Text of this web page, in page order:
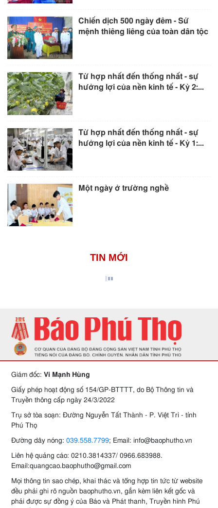
Chiến dịch 500 ngày đêm - Sứ
mệnh thiêng liêng của toàn dân tộc
Từ hợp nhất đến thống nhất - sự
hưởng lợi của nền kinh tế - Kỳ 2:...
Từ hợp nhất đến thống nhất - sự
hưởng lợi của nền kinh tế - Kỳ 1:...
Một ngày ở trường nghề
TIN MỚI
Giám đốc: Vi Mạnh Hùng
Giấy phép hoạt động số 154/GP-BTTTT, do Bộ Thông tin và
Truyền thông cấp ngày 24/3/2022
Trụ sở tòa soạn: Đường Nguyễn Tất Thành - P. Việt Trì - tỉnh
Phú Thọ
Đường dây nóng: 039.558.7799; Email: info@baophutho.vn
Liên hệ quảng cáo: 0210.3814337/ 0966.683988.
Email:quangcao.baophutho@gmail.com
Mọi thông tin sao chép, khai thác và tổng hợp tin tức từ website
đều phải ghi rõ nguồn baophutho.vn, gắn kèm liên kết gốc và
phải được sự đồng ý của Báo và Phát thanh, Truyền hình Phú